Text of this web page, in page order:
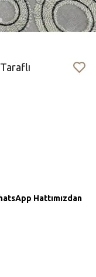
Hattımızdan